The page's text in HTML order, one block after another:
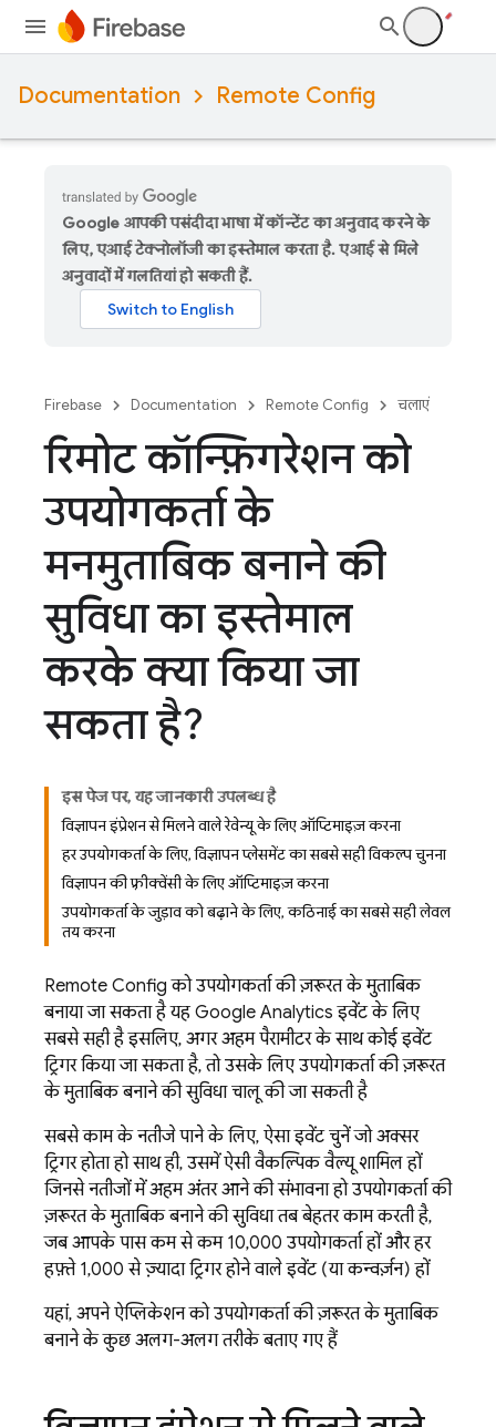
Documentation Remote Config
Google आपकी पसंदीदा भाषा में कॉन्टेंट का अनुवाद करने के
लिए, एआई टेक्नोलॉजी का इस्तेमाल करता है. एआई से मिले
अनुवादों में गलतियां हो सकती हैं.
Firebase Documentation Remote Config चलाएं
रिमोट कॉन्फ़िगरेशन को
उपयोगकर्ता के
मनमुताबिक बनाने की
सुविधा का इस्तेमाल
करके क्या किया जा
सकता है?
इस पेज पर, यह जानकारी उपलब्ध है
विज्ञापन इंप्रेशन से मिलने वाले रेवेन्यू के लिए ऑप्टिमाइज़ करना
हर उपयोगकर्ता के लिए, विज्ञापन प्लेसमेंट का सबसे सही विकल्प चुनना
विज्ञापन की फ़्रीक्वेंसी के लिए ऑप्टिमाइज़ करना
उपयोगकर्ता के जुड़ाव को बढ़ाने के लिए, कठिनाई का सबसे सही लेवल
तय करना
Remote Config को उपयोगकर्ता की ज़रूरत के मुताबिक
बनाया जा सकता है. यह Google Analytics इवेंट के लिए
सबसे सही है. इसलिए, अगर अहम पैरामीटर के साथ कोई इवेंट
ट्रिगर किया जा सकता है, तो उसके लिए उपयोगकर्ता की ज़रूरत
के मुताबिक बनाने की सुविधा चालू की जा सकती है.
सबसे काम के नतीजे पाने के लिए, ऐसा इवेंट चुनें जो अक्सर
ट्रिगर होता हो. साथ ही, उसमें ऐसी वैकल्पिक वैल्यू शामिल हों
जिनसे नतीजों में अहम अंतर आने की संभावना हो. उपयोगकर्ता की
ज़रूरत के मुताबिक बनाने की सुविधा तब बेहतर काम करती है,
जब आपके पास कम से कम 10,000 उपयोगकर्ता हों और हर
हफ़्ते 1,000 से ज़्यादा ट्रिगर होने वाले इवेंट (या कन्वर्ज़न) हों.
यहां, अपने ऐप्लिकेशन को उपयोगकर्ता की ज़रूरत के मुताबिक
बनाने के कुछ अलग-अलग तरीके बताए गए हैं.